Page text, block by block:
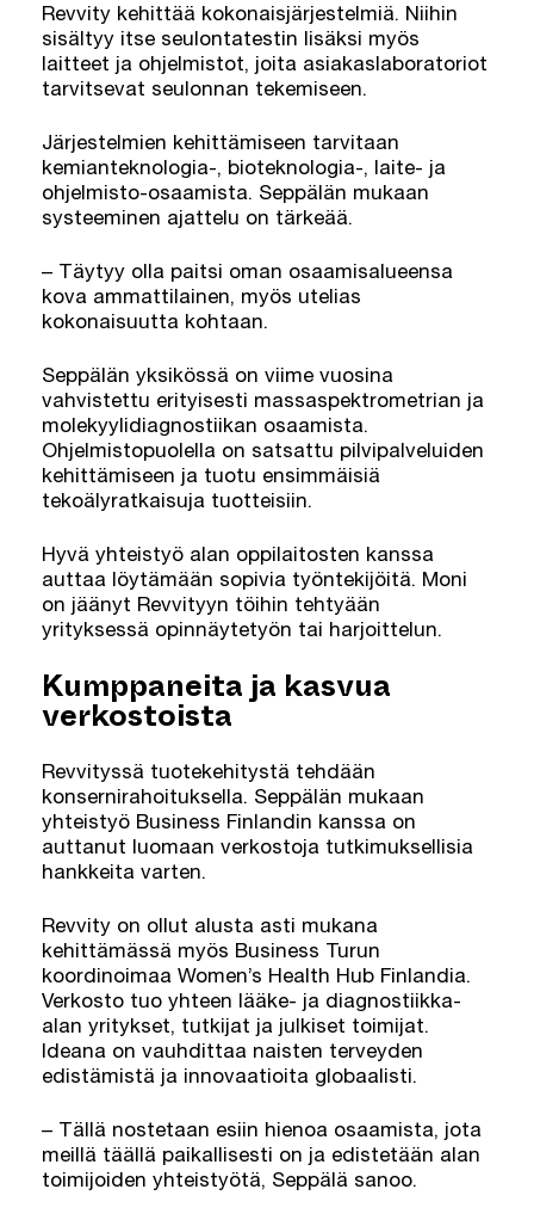
Revvity kehittää kokonaisjärjestelmiä. Niihin
sisältyy itse seulontatestin lisäksi myös
laitteet ja ohjelmistot, joita asiakaslaboratoriot
tarvitsevat seulonnan tekemiseen.
Järjestelmien kehittämiseen tarvitaan
kemianteknologia-, bioteknologia-, laite- ja
ohjelmisto-osaamista. Seppälän mukaan
systeeminen ajattelu on tärkeää.
– Täytyy olla paitsi oman osaamisalueensa
kova ammattilainen, myös utelias
kokonaisuutta kohtaan.
Seppälän yksikössä on viime vuosina
vahvistettu erityisesti massaspektrometrian ja
molekyylidiagnostiikan osaamista.
Ohjelmistopuolella on satsattu pilvipalveluiden
kehittämiseen ja tuotu ensimmäisiä
tekoälyratkaisuja tuotteisiin.
Hyvä yhteistyö alan oppilaitosten kanssa
auttaa löytämään sopivia työntekijöitä. Moni
on jäänyt Revvityyn töihin tehtyään
yrityksessä opinnäytetyön tai harjoittelun.
Kumppaneita ja kasvua
verkostoista
Revvityssä tuotekehitystä tehdään
konsernirahoituksella. Seppälän mukaan
yhteistyö Business Finlandin kanssa on
auttanut luomaan verkostoja tutkimuksellisia
hankkeita varten.
Revvity on ollut alusta asti mukana
kehittämässä myös Business Turun
koordinoimaa Women’s Health Hub Finlandia.
Verkosto tuo yhteen lääke- ja diagnostiikka-
alan yritykset, tutkijat ja julkiset toimijat.
Ideana on vauhdittaa naisten terveyden
edistämistä ja innovaatioita globaalisti.
– Tällä nostetaan esiin hienoa osaamista, jota
meillä täällä paikallisesti on ja edistetään alan
toimijoiden yhteistyötä, Seppälä sanoo.